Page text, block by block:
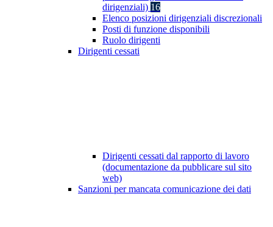
dirigenziali) 16
Elenco posizioni dirigenziali discrezionali
Posti di funzione disponibili
Ruolo dirigenti
Dirigenti cessati
Dirigenti cessati dal rapporto di lavoro
(documentazione da pubblicare sul sito
web)
Sanzioni per mancata comunicazione dei dati